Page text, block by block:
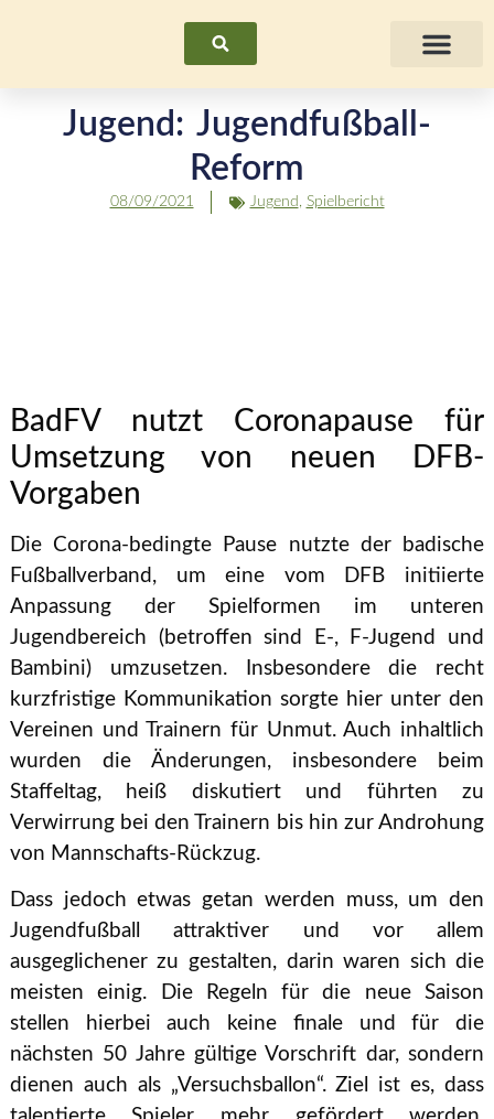
Suchen
Jugend: Jugendfußball-
Reform
08/09/2021 Jugend , Spielbericht
BadFV nutzt Coronapause für
Umsetzung von neuen DFB-
Vorgaben
Die Corona-bedingte Pause nutzte der badische
Fußballverband, um eine vom DFB initiierte
Anpassung der Spielformen im unteren
Jugendbereich (betroffen sind E-, F-Jugend und
Bambini) umzusetzen. Insbesondere die recht
kurzfristige Kommunikation sorgte hier unter den
Vereinen und Trainern für Unmut. Auch inhaltlich
wurden die Änderungen, insbesondere beim
Staffeltag, heiß diskutiert und führten zu
Verwirrung bei den Trainern bis hin zur Androhung
von Mannschafts-Rückzug.
Dass jedoch etwas getan werden muss, um den
Jugendfußball attraktiver und vor allem
ausgeglichener zu gestalten, darin waren sich die
meisten einig. Die Regeln für die neue Saison
stellen hierbei auch keine finale und für die
nächsten 50 Jahre gültige Vorschrift dar, sondern
dienen auch als „Versuchsballon“. Ziel ist es, dass